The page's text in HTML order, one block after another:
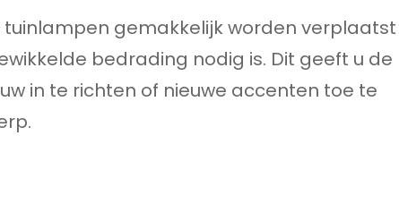
tuinlampen gemakkelijk worden verplaatst
bedrading nodig is. Dit geeft u de
in te richten of nieuwe accenten toe te